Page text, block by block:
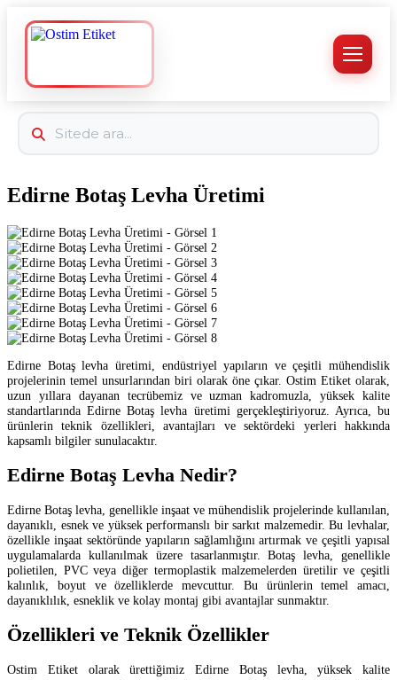
Edirne Botaş Levha Üretimi
Edirne Botaş levha üretimi, endüstriyel yapıların ve çeşitli mühendislik
projelerinin temel unsurlarından biri olarak öne çıkar. Ostim Etiket olarak,
uzun yıllara dayanan tecrübemiz ve uzman kadromuzla, yüksek kalite
standartlarında Edirne Botaş levha üretimi gerçekleştiriyoruz. Ayrıca, bu
ürünlerin teknik özellikleri, avantajları ve sektördeki yerleri hakkında
kapsamlı bilgiler sunulacaktır.
Edirne Botaş Levha Nedir?
Edirne Botaş levha, genellikle inşaat ve mühendislik projelerinde kullanılan,
dayanıklı, esnek ve yüksek performanslı bir sarkıt malzemedir. Bu levhalar,
özellikle inşaat sektöründe yapıların sağlamlığını artırmak ve çeşitli yapısal
uygulamalarda kullanılmak üzere tasarlanmıştır. Botaş levha, genellikle
polietilen, PVC veya diğer termoplastik malzemelerden üretilir ve çeşitli
kalınlık, boyut ve özelliklerde mevcuttur. Bu ürünlerin temel amacı,
dayanıklılık, esneklik ve kolay montaj gibi avantajlar sunmaktır.
Özellikleri ve Teknik Özellikler
Ostim Etiket olarak ürettiğimiz Edirne Botaş levha, yüksek kalite